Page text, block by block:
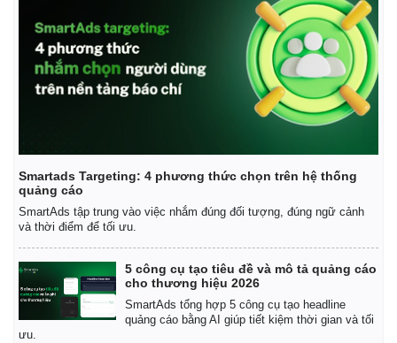
Smartads Targeting: 4 phương thức chọn trên hệ thống
quảng cáo
SmartAds tập trung vào việc nhắm đúng đối tượng, đúng ngữ cảnh
và thời điểm để tối ưu.
5 công cụ tạo tiêu đề và mô tả quảng cáo
cho thương hiệu 2026
SmartAds tổng hợp 5 công cụ tạo headline
quảng cáo bằng AI giúp tiết kiệm thời gian và tối
ưu.